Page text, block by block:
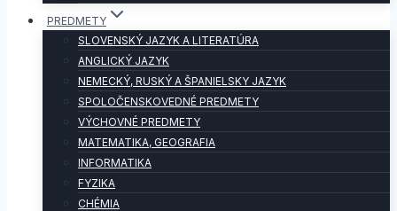
PREDMETY
SLOVENSKÝ JAZYK A LITERATÚRA
ANGLICKÝ JAZYK
NEMECKÝ, RUSKÝ A ŠPANIELSKY JAZYK
SPOLOČENSKOVEDNÉ PREDMETY
VÝCHOVNÉ PREDMETY
MATEMATIKA, GEOGRAFIA
INFORMATIKA
FYZIKA
CHÉMIA